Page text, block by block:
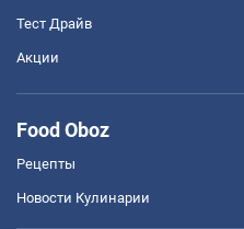
Тест Драйв
Акции
Food Oboz
Рецепты
Новости Кулинарии